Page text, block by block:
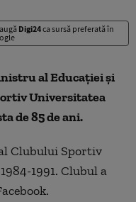
Digi24ca sursă preferată în
al Educaţiei şi
Universitatea
de 85 de ani.
Clubului Sportiv
1991. Clubul a